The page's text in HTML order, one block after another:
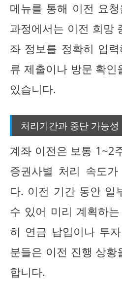
메뉴를 통해 이전 요
과정에서는 이전 희망
좌 정보를 정확히 입
류 제출이나 방문 확인
있습니다.
처리기간과 중단 가능성
계좌 이전은 보통 1~2
증권사별 처리 속도
다. 이전 기간 동안 일
수 있어 미리 계획하
히 연금 납입이나 투
분들은 이전 진행 상
합니다.